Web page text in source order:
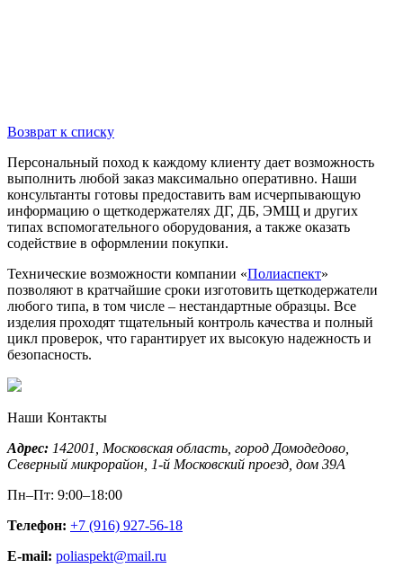
Возврат к списку
Персональный поход к каждому клиенту дает возможность
выполнить любой заказ максимально оперативно. Наши
консультанты готовы предоставить вам исчерпывающую
информацию о щеткодержателях ДГ, ДБ, ЭМЩ и других
типах вспомогательного оборудования, а также оказать
содействие в оформлении покупки.
Технические возможности компании «Полиаспект»
позволяют в кратчайшие сроки изготовить щеткодержатели
любого типа, в том числе – нестандартные образцы. Все
изделия проходят тщательный контроль качества и полный
цикл проверок, что гарантирует их высокую надежность и
безопасность.
Наши Контакты
Адрес: 142001, Московская область, город Домодедово
Северный микрорайон, 1-й Московский проезд, дом 39А
Пн–Пт: 9:00–18:00
Телефон: +7 (916) 927-56-18
E-mail: poliaspekt@mail.ru